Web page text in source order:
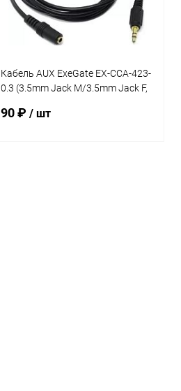
Кабель AUX ExeGate EX-CCA-423-
0.3 (3.5mm Jack M/3.5mm Jack F,
90 ₽/ шт